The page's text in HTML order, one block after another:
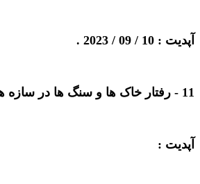
آپدیت : 10 / 09 / 2023 .
11 - رفتار خاک ها و سنگ ها در سازه
آپدیت :